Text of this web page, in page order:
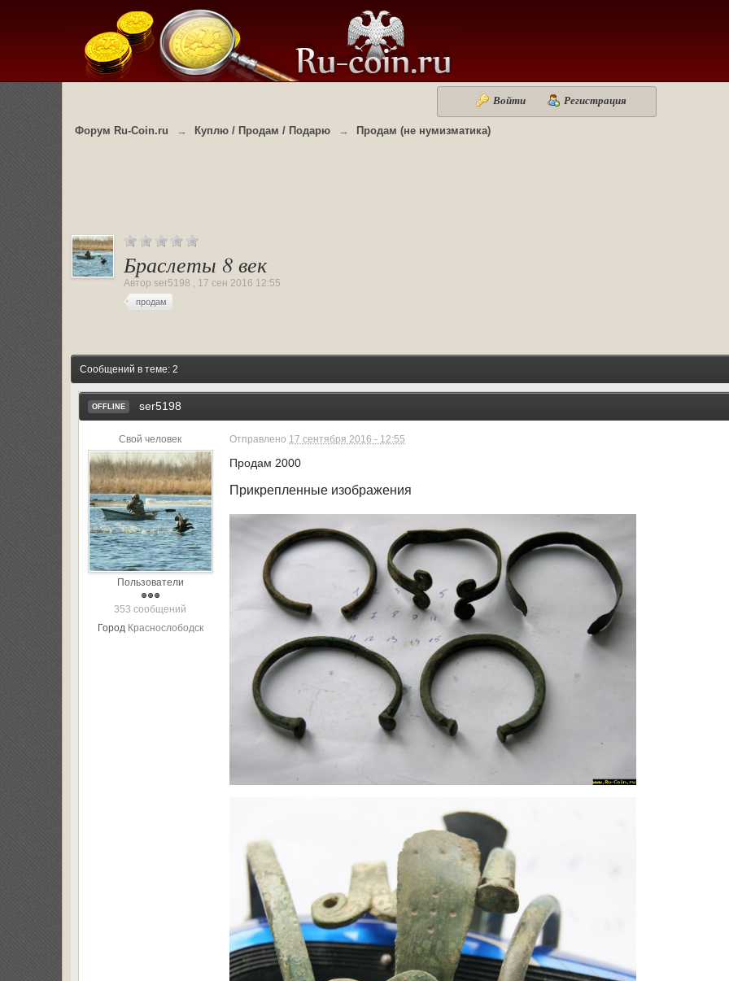
Войти Регистрация
Форум Ru-Coin.ru → Куплю / Продам / Подарю → Продам (не нумизматика)
Браслеты 8 век
Автор ser5198 , 17 сен 2016 12:55
продам
Сообщений в теме: 2
OFFLINE ser5198
Свой человек
Пользователи
353 сообщений
Город Краснослободск
Отправлено 17 сентября 2016 - 12:55
Продам 2000
Прикрепленные изображения